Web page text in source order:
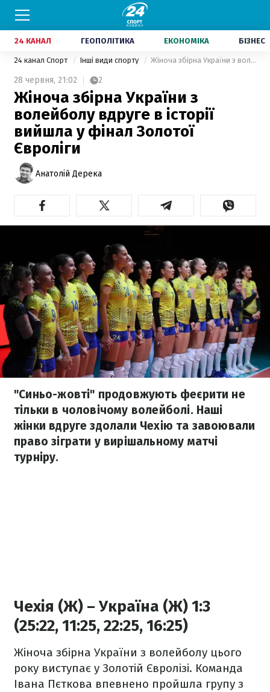
24 КАНАЛ ГЕОПОЛІТИКА ЕКОНОМІКА БІЗНЕС
24 канал Спорт Інші види спорту Жіноча збірна України з волейболу вдруге в історії вийшла у фінал Золотої Євроліги
28 червня, 21:02 2
Жіноча збірна України з
волейболу вдруге в історії
вийшла у фінал Золотої
Євроліги
Анатолій Дерека
"Синьо-жовті" продовжують феєрити не
тільки в чоловічому волейболі. Наші
жінки вдруге здолали Чехію та завоювали
право зіграти у вирішальному матчі
турніру.
Чехія (Ж) – Україна (Ж) 1:3
(25:22, 11:25, 22:25, 16:25)
Жіноча збірна України з волейболу цього
року виступає у Золотій Євролізі. Команда
Івана Пєткова впевнено пройшла групу з